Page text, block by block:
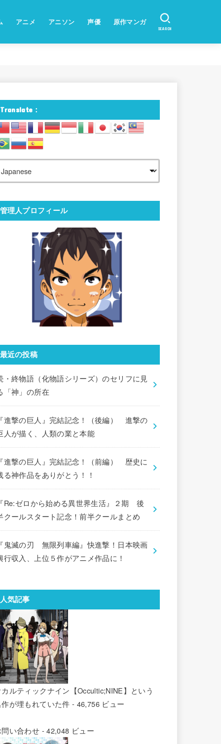
アニメ アニソン 声優 原作マンガ
SEARCH
Translate：
管理人プロフィール
最近の投稿
・終物語（化物語シリーズ）のセリフに見
「神」の所在
進撃の巨人』完結記念！（後編） 進撃の
人が描く、人類の業と本能
進撃の巨人』完結記念！（前編） 歴史に
る神作品をありがとう！！
Re:ゼロから始める異世界生活』２期 後
クールスタート記念！前半クールまとめ
鬼滅の刃 無限列車編』快進撃！日本映画
行収入、上位５作がアニメ作品に！
人気記事
ルティックナイン【Occultic;NINE】という
が埋もれていた件 - 46,756 ビュー
い合わせ - 42,048 ビュー